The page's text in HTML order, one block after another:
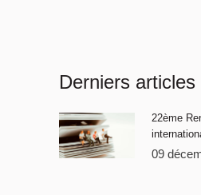
Derniers articles
22ème
09